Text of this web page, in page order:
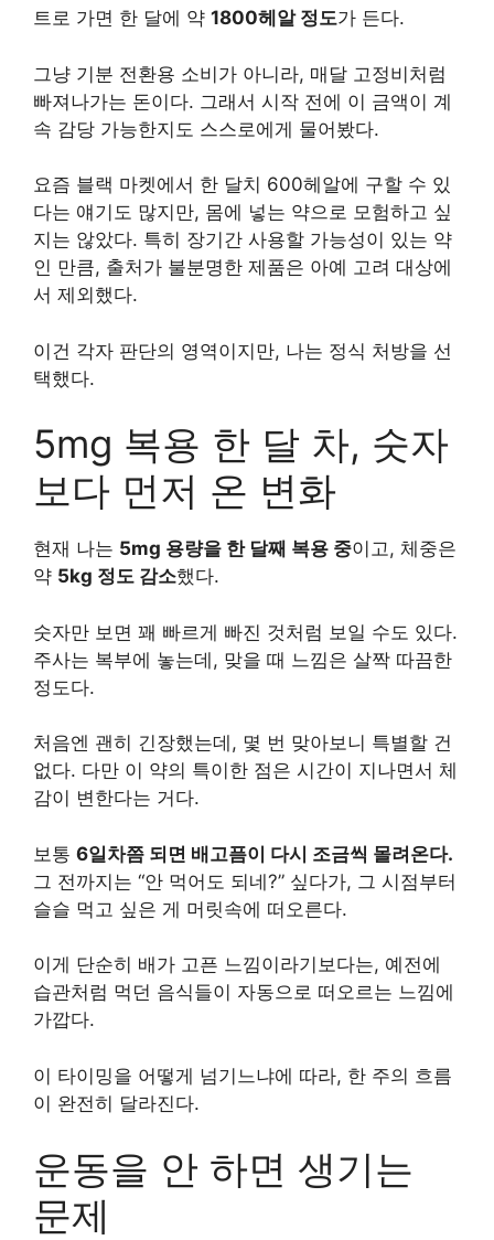
트로 가면 한 달에 약 1800헤알 정도가 든다.
그냥 기분 전환용 소비가 아니라, 매달 고정비처럼
빠져나가는 돈이다. 그래서 시작 전에 이 금액이 계
속 감당 가능한지도 스스로에게 물어봤다.
요즘 블랙 마켓에서 한 달치 600헤알에 구할 수 있
다는 얘기도 많지만, 몸에 넣는 약으로 모험하고 싶
지는 않았다. 특히 장기간 사용할 가능성이 있는 약
인 만큼, 출처가 불분명한 제품은 아예 고려 대상에
서 제외했다.
이건 각자 판단의 영역이지만, 나는 정식 처방을 선
택했다.
5mg 복용 한 달 차, 숫자
보다 먼저 온 변화
현재 나는 5mg 용량을 한 달째 복용 중이고, 체중은
약 5kg 정도 감소했다.
숫자만 보면 꽤 빠르게 빠진 것처럼 보일 수도 있다.
주사는 복부에 놓는데, 맞을 때 느낌은 살짝 따끔한
정도다.
처음엔 괜히 긴장했는데, 몇 번 맞아보니 특별할 건
없다. 다만 이 약의 특이한 점은 시간이 지나면서 체
감이 변한다는 거다.
보통 6일차쯤 되면 배고픔이 다시 조금씩 몰려온다.
그 전까지는 “안 먹어도 되네?” 싶다가, 그 시점부터
슬슬 먹고 싶은 게 머릿속에 떠오른다.
이게 단순히 배가 고픈 느낌이라기보다는, 예전에
습관처럼 먹던 음식들이 자동으로 떠오르는 느낌에
가깝다.
이 타이밍을 어떻게 넘기느냐에 따라, 한 주의 흐름
이 완전히 달라진다.
운동을 안 하면 생기는
문제